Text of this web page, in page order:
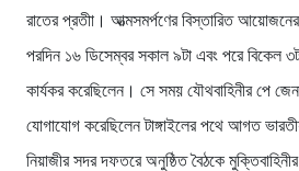
রাতের প্রতীা। আত্মসমর্পণের বিস্তারিত
পরদিন ১৬ ডিসেম্বর সকাল ৯টা এবং পরে বিকেল
কার্যকর করেছিলেন। সে সময় যৌথবাহিনীর পে
যোগাযোগ করেছিলেন টাঙ্গাইলের পথে আগত
নিয়াজীর সদর দফতরে অনুষ্ঠিত বৈঠকে